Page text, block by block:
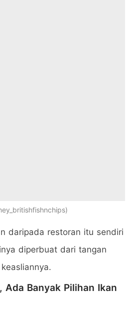
daripada restoran itu sendiri
diperbuat dari tangan
Ada Banyak Pilihan Ikan